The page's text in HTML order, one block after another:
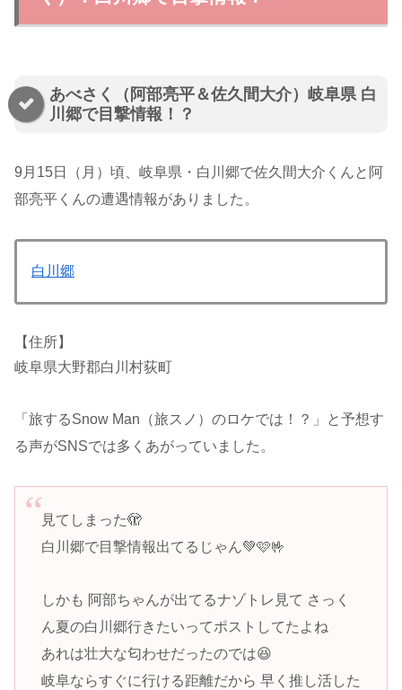
あべさく（阿部亮平＆佐久間大介）岐阜県 白
川郷で目撃情報！？
9月15日（月）頃、岐阜県・白川郷で佐久間大介くんと阿
部亮平くんの遭遇情報がありました。
白川郷
【住所】
岐阜県大野郡白川村荻町
「旅するSnow Man（旅スノ）のロケでは！？」と予想す
る声がSNSでは多くあがっていました。
見てしまった🫣
白川郷で目撃情報出てるじゃん💚🩷🤟
しかも 阿部ちゃんが出てるナゾトレ見て さっく
ん夏の白川郷行きたいってポストしてたよね
あれは壮大な匂わせだったのでは😆
岐阜ならすぐに行ける距離だから 早く推し活した